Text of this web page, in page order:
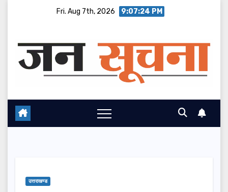
Fri. Aug 7th, 2026 9:07:26 PM
उत्तराखण्ड